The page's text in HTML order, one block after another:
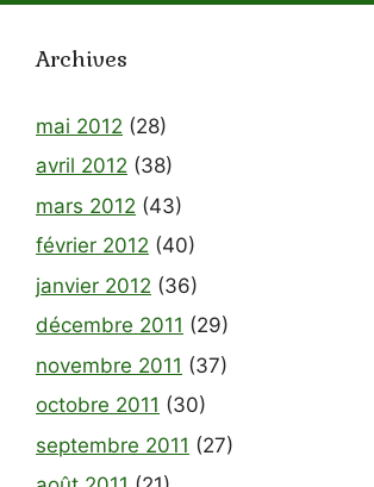
Archives
mai 2012 (28)
avril 2012 (38)
mars 2012 (43)
février 2012 (40)
janvier 2012 (36)
décembre 2011 (29)
novembre 2011 (37)
octobre 2011 (30)
septembre 2011 (27)